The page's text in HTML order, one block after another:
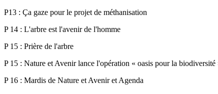
P13 : Ça gaze pour le projet de méthanisation
P 14 : L'arbre est l'avenir de l'homme
P 15 : Prière de l'arbre
P 15 : Nature et Avenir lance l'opération « oasis pour la biodiversité
P 16 : Mardis de Nature et Avenir et Agenda